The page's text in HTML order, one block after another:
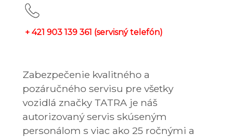
+ 421 903 139 361 (servisný telefón)
Zabezpečenie kvalitného a
pozáručného servisu pre všetky
vozidlá značky TATRA je náš
autorizovaný servis skúseným
personálom s viac ako 25 ročnými a